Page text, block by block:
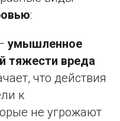
:
умышленное
тяжести вреда
что действия
к
не угрожают